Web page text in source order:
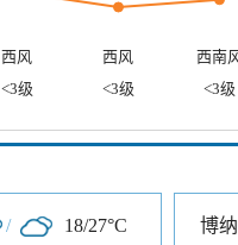
西风 西风
西南
<3级 <3级 <3级
/ 18/27°C 博